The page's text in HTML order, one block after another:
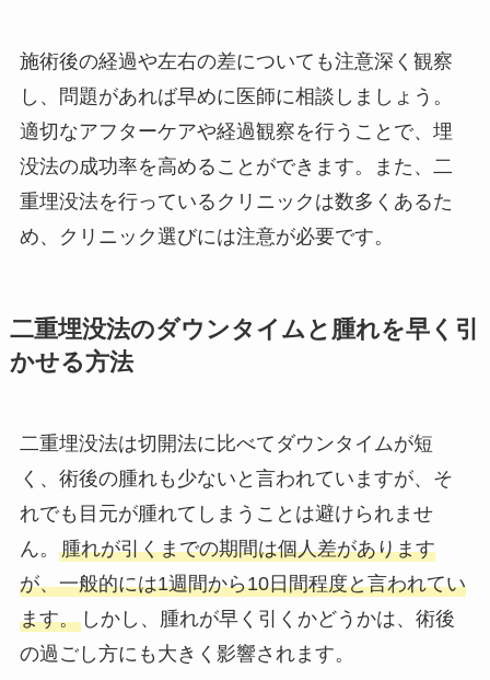
施術後の経過や左右の差についても注意深く観察
し、問題があれば早めに医師に相談しましょう。
適切なアフターケアや経過観察を行うことで、埋
没法の成功率を高めることができます。また、二
重埋没法を行っているクリニックは数多くあるた
め、クリニック選びには注意が必要です。
二重埋没法のダウンタイムと腫れを早く引
かせる方法
二重埋没法は切開法に比べてダウンタイムが短
く、術後の腫れも少ないと言われていますが、そ
れでも目元が腫れてしまうことは避けられませ
ん。 腫れが引くまでの期間は個人差があります
が、一般的には1週間から10日間程度と言われてい
ます。しかし、腫れが早く引くかどうかは、術後
の過ごし方にも大きく影響されます。